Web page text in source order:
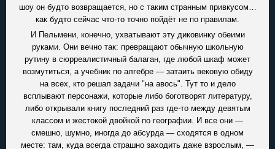
шоу он будто возвращается, но с таким странным привкусом…
как будто сейчас что-то точно пойдёт не по правилам.
И Пельмени, конечно, ухватывают эту диковинку обеими
руками. Они вечно так: превращают обычную школьную
рутину в сюрреалистичный балаган, где любой шкаф может
возмутиться, а учебник по алгебре — затаить вековую обиду
на всех, кто решал задачи "на авось". Тут то и дело
всплывают персонажи, которые либо боготворят литературу,
либо открывали книгу последний раз где-то между девятым
классом и жестокой двойкой по географии. И все они —
смешно, шумно, иногда до абсурда — сходятся в одном
месте: там, куда всегда страшно заходить даже взрослым, —